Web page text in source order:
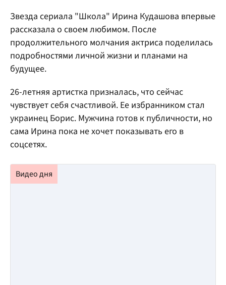
Звезда сериала "Школа" Ирина Кудашова впервые
рассказала о своем любимом. После
продолжительного молчания актриса поделилась
подробностями личной жизни и планами на
будущее.
26-летняя артистка призналась, что сейчас
чувствует себя счастливой. Ее избранником стал
украинец Борис. Мужчина готов к публичности, но
сама Ирина пока не хочет показывать его в
соцсетях.